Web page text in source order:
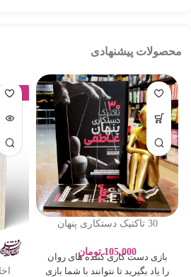
محصولات پیشنهادی
30 تاکتیک دستکاری پنهان
پورباقر – نشر یوشیتا
105,000 تومان
بازی دست کاری کننده های روان
را یاد بگیرید تا نتوانند با شما بازی
-17%
اتمام